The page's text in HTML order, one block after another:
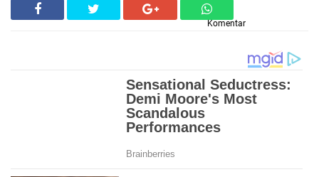
Komentar